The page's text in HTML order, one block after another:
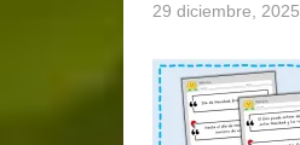
29 diciembre, 2025